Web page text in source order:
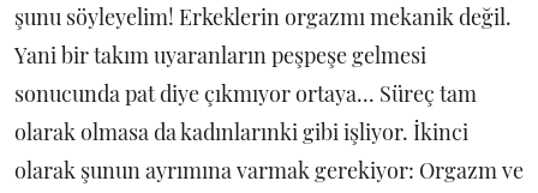
şunu söyleyelim! Erkeklerin orgazmı mekanik değil.
Yani bir takım uyaranların peşpeşe gelmesi
sonucunda pat diye çıkmıyor ortaya... Süreç tam
olarak olmasa da kadınlarınki gibi işliyor. İkinci
olarak şunun ayrımına varmak gerekiyor: Orgazm ve